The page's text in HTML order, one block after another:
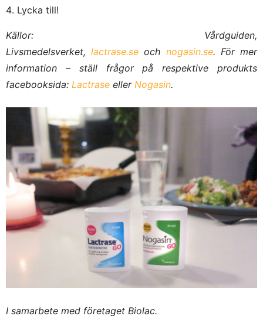
Lycka till!
Källor: Vårdguiden,
Livsmedelsverket,lactrase.se och nogasin.se. För mer
information – ställ frågor på respektive produkts
facebooksida: Lactrase eller Nogasin.
I samarbete med företaget Biolac.